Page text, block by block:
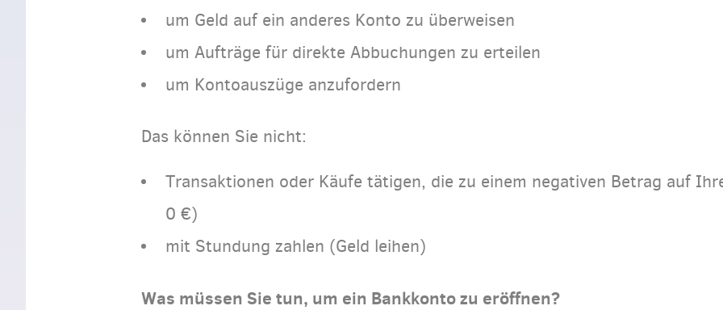
um Geld auf ein anderes Konto zu überweisen
um Aufträge für direkte Abbuchungen zu erteilen
um Kontoauszüge anzufordern
Das können Sie nicht:
Transaktionen oder Käufe tätigen, die zu einem negativen Betrag auf
0 €)
mit Stundung zahlen (Geld leihen)
Was müssen Sie tun, um ein Bankkonto zu eröffnen?